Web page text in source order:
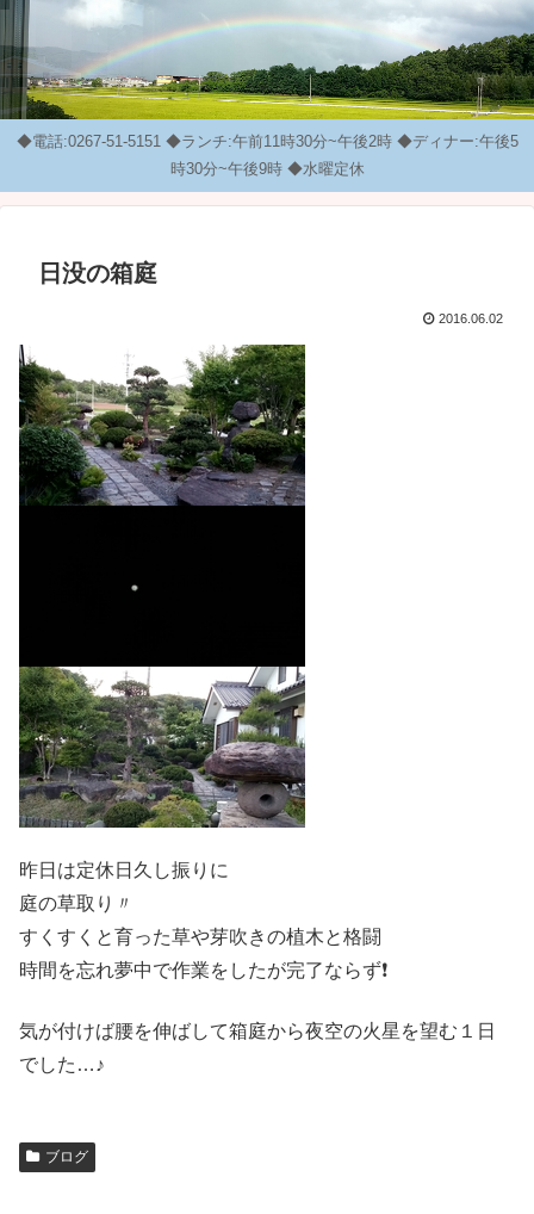
◆電話:0267-51-5151 ◆ランチ:午前11時30分~午後2時 ◆ディナー:午後5
時30分~午後9時 ◆水曜定休
日没の箱庭
2016.06.02
昨日は定休日久し振りに
庭の草取り〃
すくすくと育った草や芽吹きの植木と格闘
時間を忘れ夢中で作業をしたが完了ならず❗
気が付けば腰を伸ばして箱庭から夜空の火星を望む１日
でした…♪
ブログ